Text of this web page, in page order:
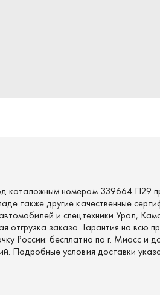
каталожным номером 339664 П29
также другие качественные
и спецтехники Урал,
отгрузка заказа. Гарантия на всю
России: бесплатно по г. Миасс и
Подробные условия доставки